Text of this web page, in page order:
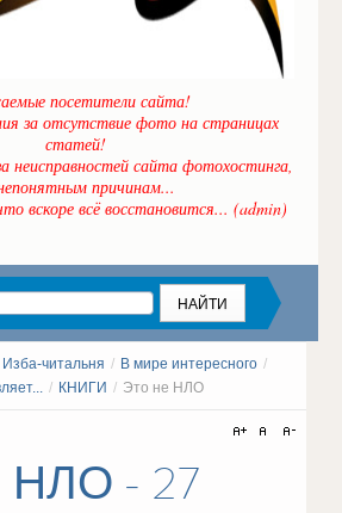
посетители сайта!
за отсутствие фото на страницах
статей!
неисправностей сайта фотохостинга,
причинам...
вскоре всё восстановится... (admin)
Изба-читальня / В мире интересного /
/ КНИГИ / Это не НЛО
НЛО - 27